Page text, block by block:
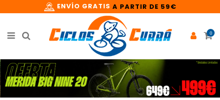
ENVÍO GRATIS A PARTIR DE 59€
0